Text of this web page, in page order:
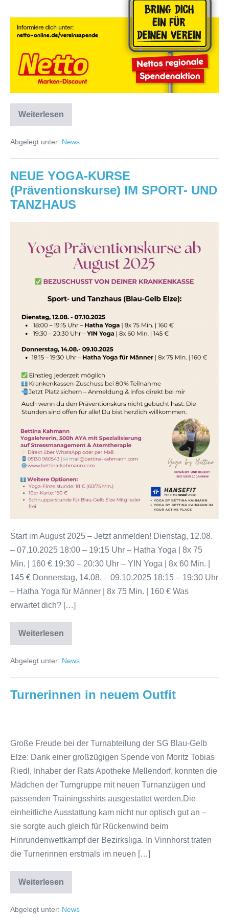
WeiterlesenSpendenaktion
Netto
Abgelegt unter: News
NEUE YOGA-KURSE
(Präventionskurse) IM SPORT- UND
TANZHAUS
YOGA-
KURSE
(Präventionskurse)
TANZHAUS
Start im August 2025 – Jetzt anmelden! Dienstag, 12.08.
– 07.10.2025 18:00 – 19:15 Uhr – Hatha Yoga | 8x 75
Min. | 160 € 19:30 – 20:30 Uhr – YIN Yoga | 8x 60 Min. |
145 € Donnerstag, 14.08. – 09.10.2025 18:15 – 19:30 Uhr
– Hatha Yoga für Männer | 8x 75 Min. | 160 € Was
erwartet dich? […]
Weiterlesen
NEUE
YOGA-
(Präventionskurse)
SPORT-
TANZHAUS
Abgelegt unter: News
Turnerinnen in neuem Outfit
neuem
Outfit
Große Freude bei der Turnabteilung der SG Blau-Gelb
Elze: Dank einer großzügigen Spende von Moritz Tobias
Riedl, Inhaber der Rats Apotheke Mellendorf, konnten die
Mädchen der Turngruppe mit neuen Turnanzügen und
passenden Trainingsshirts ausgestattet werden.Die
einheitliche Ausstattung kam nicht nur optisch gut an –
sie sorgte auch gleich für Rückenwind beim
Hinrundenwettkampf der Bezirksliga. In Vinnhorst traten
die Turnerinnen erstmals im neuen […]
Weiterlesen
Turnerinnen
in
Outfit
Abgelegt unter: News